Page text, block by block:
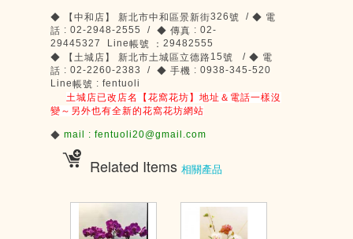
◆ 【中和店】 新北市中和區景新街326號 / ◆ 電
話 : 02-2948-2555 / ◆ 傳真 : 02-
29445327 Line帳號 ： 29482555
◆
【土城店】 新北市土城區立德路15號 / ◆ 電
話 : 02-2260-2383 / ◆ 手機 : 0938-345-520
Line帳號 : fentuoli
土城店已改店名【花窩花坊】地址＆電話一樣沒
變～另外也有全新的花窩花坊網站
◆ mail : fentuoli20@gmail.com
Related Items 相關產品